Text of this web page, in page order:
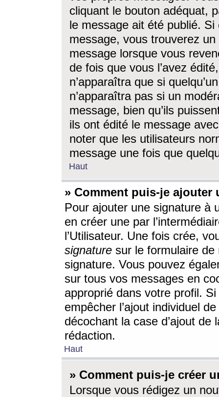
cliquant le bouton adéquat,
le message ait été publié. Si
message, vous trouverez
message lorsque vous
de fois que vous l’avez
n’apparaîtra que si
n’apparaîtra pas si un
message, bien qu’ils
ils ont édité le message
noter que les utilisateurs
message une fois que
Haut
» Comment puis-je ajouter
Pour ajouter une signature à
en créer une par
l’Utilisateur. Une fois crée,
signature sur le formulaire de
signature. Vous pouvez
sur tous vos messages en
approprié dans votre profil.
empêcher l’ajout individuel
décochant la case d’ajout
rédaction.
Haut
» Comment puis-je créer
Lorsque vous rédigez un